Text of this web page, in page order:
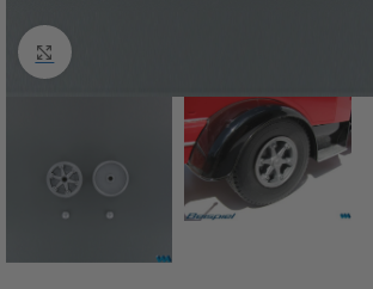
Click to enlarge